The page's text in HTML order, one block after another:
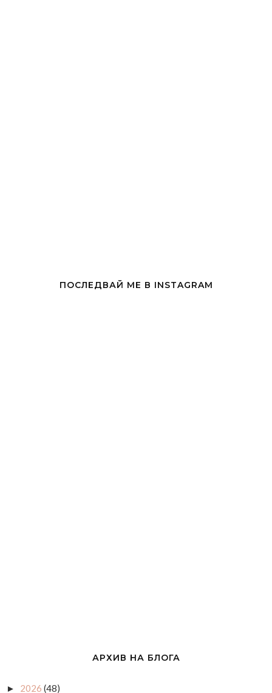
ПОСЛЕДВАЙ МЕ В INSTAGRAM
АРХИВ НА БЛОГА
► 2026 (48)